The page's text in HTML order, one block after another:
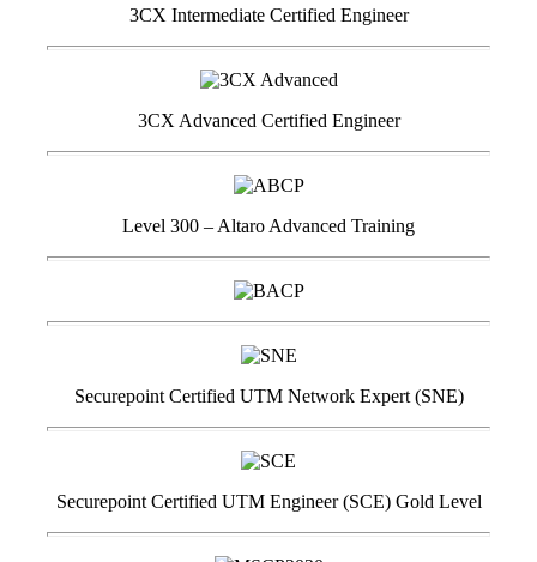
3CX Intermediate Certified Engineer
3CX Advanced Certified Engineer
Level 300 – Altaro Advanced Training
Securepoint Certified UTM Network Expert (SNE)
Securepoint Certified UTM Engineer (SCE) Gold Level